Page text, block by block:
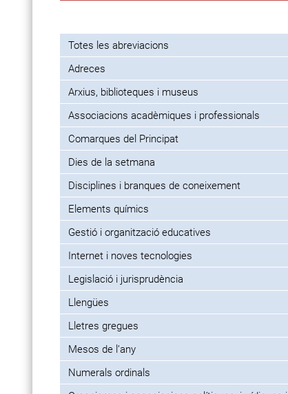
Totes les abreviacions
Adreces
Arxius, biblioteques i museus
Associacions acadèmiques i professionals
Comarques del Principat
Dies de la setmana
Disciplines i branques de coneixement
Elements químics
Gestió i organització educatives
Internet i noves tecnologies
Legislació i jurisprudència
Llengües
Lletres gregues
Mesos de l’any
Numerals ordinals